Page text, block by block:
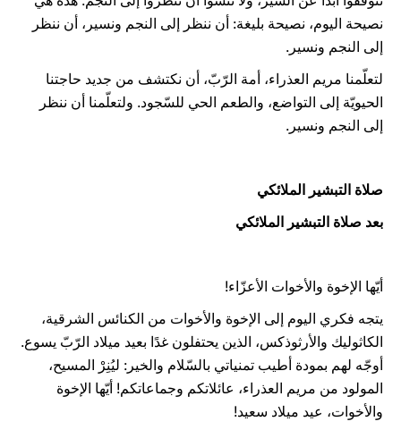
نصيحة اليوم، نصيحة بليغة: أن ننظر إلى النجم ونسير، أن ننظر
إلى النجم ونسير.
لتعلّمنا مريم العذراء، أمة الرّبّ، أن نكتشف من جديد حاجتنا
الحيويّة إلى التواضع، والطعم الحي للسّجود. ولتعلّمنا أن ننظر
إلى النجم ونسير.
صلاة التبشير الملائكي
بعد صلاة التبشير الملائكي
أيّها الإخوة والأخوات الأعزّاء!
يتجه فكري اليوم إلى الإخوة والأخوات من الكنائس الشرقية،
الكاثوليك والأرثوذكس، الذين يحتفلون غدًا بعيد ميلاد الرّبّ يسوع.
أوجّه لهم بمودة أطيب تمنياتي بالسّلام والخير: ليُنِرْ المسيح،
المولود من مريم العذراء، عائلاتكم وجماعاتكم! أيّها الإخوة
والأخوات، عيد ميلاد سعيد!